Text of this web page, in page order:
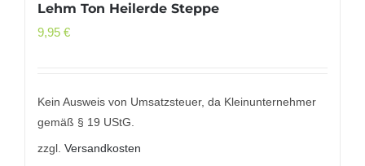
Lehm Ton Heilerde Steppe
9,95 €
Kein Ausweis von Umsatzsteuer, da Kleinunternehmer
gemäß § 19 UStG.
zzgl. Versandkosten